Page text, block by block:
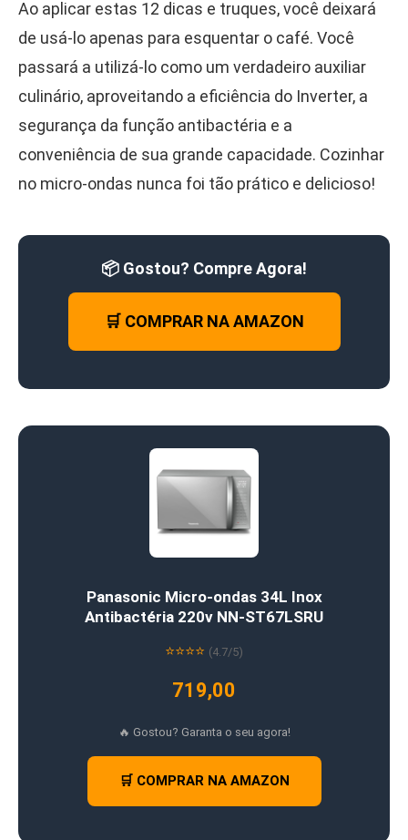
Ao aplicar estas 12 dicas e truques, você deixará
de usá-lo apenas para esquentar o café. Você
passará a utilizá-lo como um verdadeiro auxiliar
culinário, aproveitando a eficiência do Inverter, a
segurança da função antibactéria e a
conveniência de sua grande capacidade. Cozinhar
no micro-ondas nunca foi tão prático e delicioso!
📦 Gostou? Compre Agora!
🛒 COMPRAR NA AMAZON
Panasonic Micro-ondas 34L Inox
Antibactéria 220v NN-ST67LSRU
⭐⭐⭐⭐ (4.7/5)
719,00
🔥 Gostou? Garanta o seu agora!
🛒 COMPRAR NA AMAZON